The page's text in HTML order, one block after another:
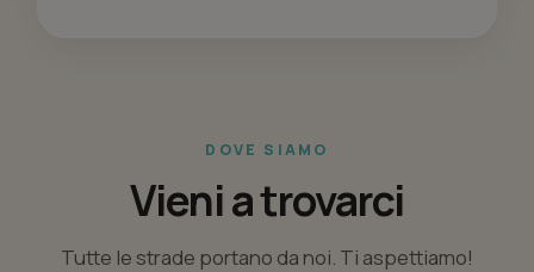
DOVE SIAMO
Vieni a trovarci
Tutte le strade portano da noi. Ti aspettiamo!